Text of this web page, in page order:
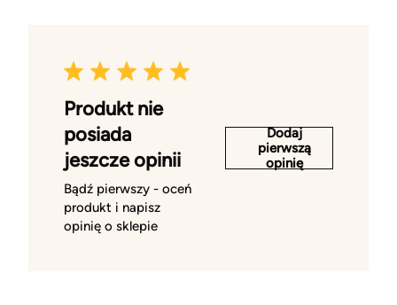
Produkt nie
posiada
jeszcze opinii
Bądź pierwszy - oceń
produkt i napisz
opinię o sklepie
Dodaj
pierwszą
opinię